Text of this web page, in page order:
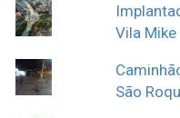
Vila Mike
São